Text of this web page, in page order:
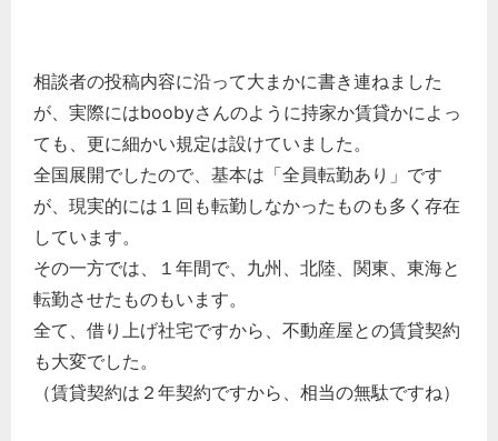
相談者の投稿内容に沿って大まかに書き連ねました
が、実際にはboobyさんのように持家か賃貸かによっ
ても、更に細かい規定は設けていました。
全国展開でしたので、基本は「全員転勤あり」です
が、現実的には１回も転勤しなかったものも多く存在
しています。
その一方では、１年間で、九州、北陸、関東、東海と
転勤させたものもいます。
全て、借り上げ社宅ですから、不動産屋との賃貸契約
も大変でした。
（賃貸契約は２年契約ですから、相当の無駄ですね）